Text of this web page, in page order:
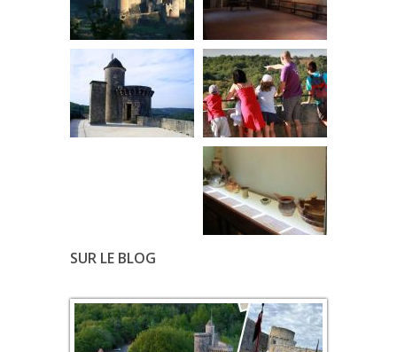
SUR LE BLOG